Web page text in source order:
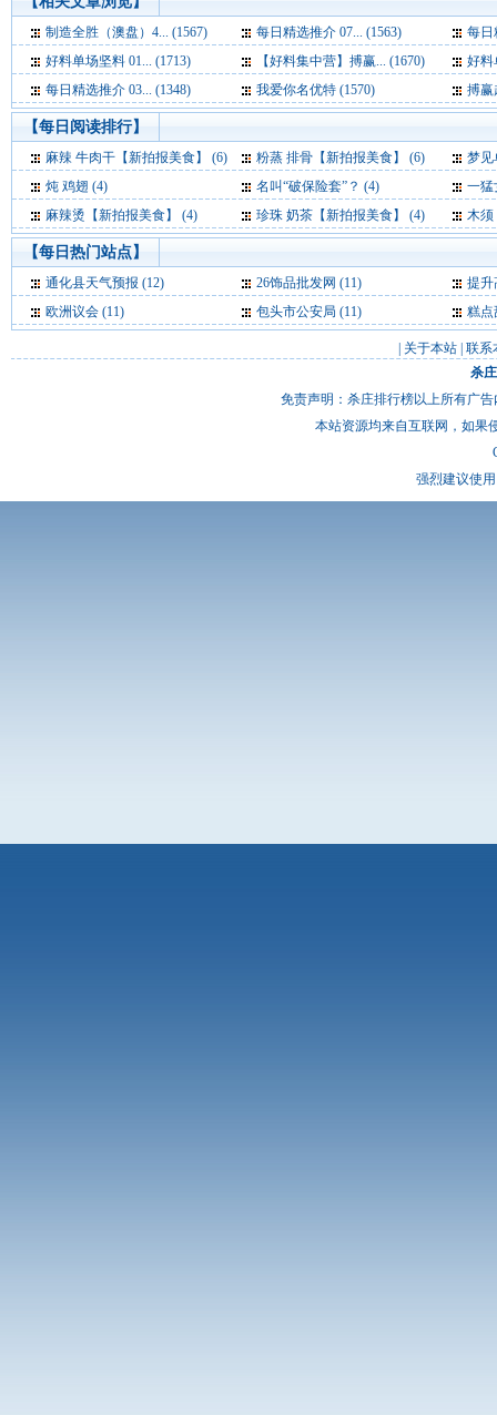
制造全胜（澳盘）4... (1567) 每日精选推介 07... (1563)
每日
好料单场坚料 01... (1713)
【好料集中营】搏赢... (1670)
好料
每日精选推介 03... (1348)
我爱你名优特 (1570) 搏赢
【每日阅读排行】
麻辣 牛肉干【新拍报美食】 (6) 粉蒸 排骨【新拍报美食】 (6)
梦见单峰
炖 鸡翅 (4)
名叫“破保险套”？ (4)
一猛
麻辣烫【新拍报美食】 (4)
珍珠 奶茶【新拍报美食】 (4) 木须
【每日热门站点】
通化县天气预报 (12) 26饰品批发网 (11)
提升
欧洲议会 (11) 包头市公安局 (11) 糕点
关于本站 联系
杀
免责声明：杀庄排行榜以上所有广
本站资源均来自互联网，如果
强烈建议使